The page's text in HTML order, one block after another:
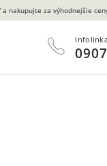
nakupujte za výhodnejšie